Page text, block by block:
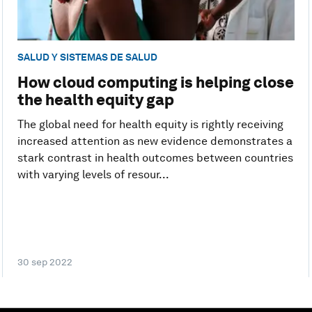
SALUD Y SISTEMAS DE SALUD
How cloud computing is helping close
the health equity gap
The global need for health equity is rightly receiving
increased attention as new evidence demonstrates a
stark contrast in health outcomes between countries
with varying levels of resour...
30 sep 2022